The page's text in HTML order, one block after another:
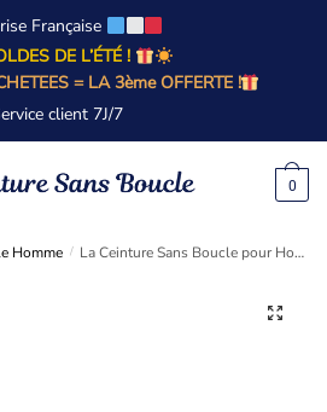
Française
DE L’ÉTÉ !
= LA 3ème OFFERTE !
client 7J/7
0
Homme / La Ceinture Sans Boucle pour Homme - Couleur Bordeaux